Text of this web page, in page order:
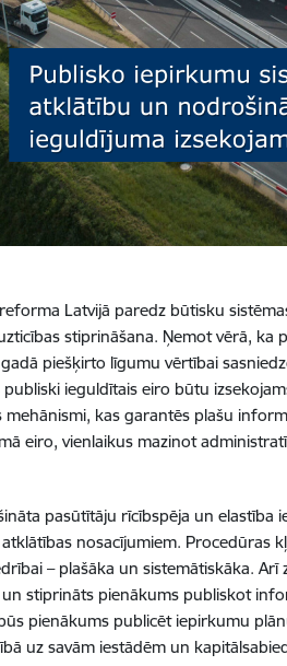
Latvijā paredz būtisku
stiprināšana. Ņemot vērā, ka
piešķirto līgumu vērtībai
ieguldītais eiro būtu
kas garantēs plašu
eiro, vienlaikus mazinot
pasūtītāju rīcībspēja un elastība
nosacījumiem. Procedūras
– plašāka un sistemātiskāka.
stiprināts pienākums publiskot
pienākums publicēt iepirkumu
uz savām iestādēm un